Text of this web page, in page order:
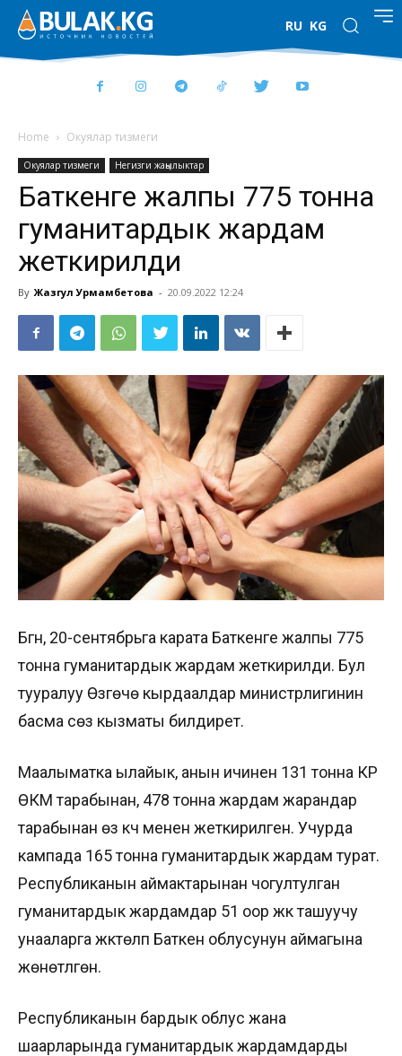
RU KG
Home Окуялар тизмеги
Окуялар тизмеги Негизги жаңылыктар
Баткенге жалпы 775 тонна
гуманитардык жардам
жеткирилди
By Жазгул Урмамбетова - 20.09.2022 12:24
Бүгүн, 20-сентябрьга карата Баткенге жалпы 775
тонна гуманитардык жардам жеткирилди. Бул
тууралуу Өзгөчө кырдаалдар министрлигинин
басма сөз кызматы билдирет.
Маалыматка ылайык, анын ичинен 131 тонна КР
ӨКМ тарабынан, 478 тонна жардам жарандар
тарабынан өз күчү менен жеткирилген. Учурда
кампада 165 тонна гуманитардык жардам турат.
Республиканын аймактарынан чогултулган
гуманитардык жардамдар 51 оор жүк ташуучу
унааларга жүктөлүп Баткен облусунун аймагына
жөнөтүлгөн.
Республиканын бардык облус жана
шаарларында гуманитардык жардамдарды